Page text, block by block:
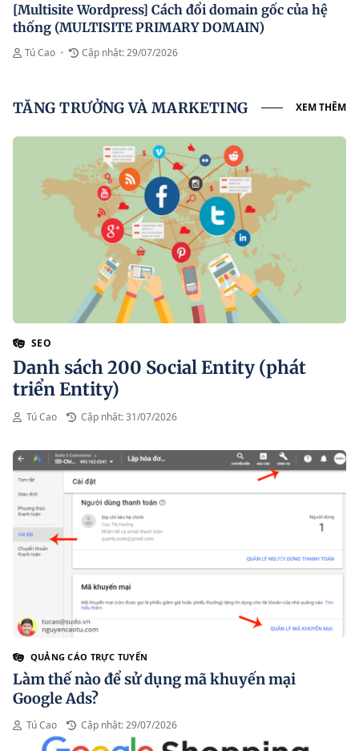
[Multisite Wordpress] Cách đổi domain gốc của hệ
thống (MULTISITE PRIMARY DOMAIN)
Tú Cao • Cập nhật: 29/07/2026
TĂNG TRƯỞNG VÀ MARKETING XEM THÊM
SEO
Danh sách 200 Social Entity (phát
triển Entity)
Tú Cao Cập nhật: 31/07/2026
QUẢNG CÁO TRỰC TUYẾN
Làm thế nào để sử dụng mã khuyến mại
Google Ads?
Tú Cao Cập nhật: 29/07/2026